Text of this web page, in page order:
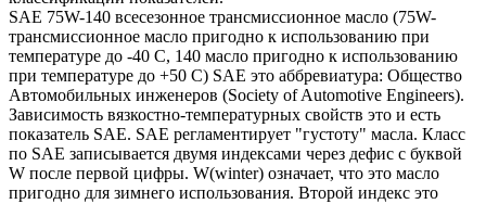
SAE 75W-140 всесезонное трансмиссионное масло (75W-
трансмиссионное масло пригодно к использованию при
температуре до -40 С, 140 масло пригодно к использованию
при температуре до +50 С) SAE это аббревиатура: Общество
Автомобильных инженеров (Society of Automotive Engineers).
Зависимость вязкостно-температурных свойств это и есть
показатель SAE. SAE регламентирует "густоту" масла. Класс
по SAE записывается двумя индексами через дефис с буквой
W после первой цифры. W(winter) означает, что это масло
пригодно для зимнего использования. Второй индекс это